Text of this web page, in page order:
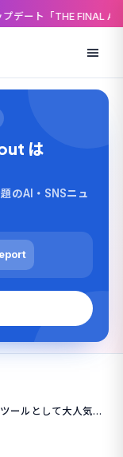
」8月11日配信
は
のAI・SNSニュ
カルビー「じゃがりこメーカー」が推し活UGCツールとして大人気——リニューアルで広がるブランドファンマーケティングの可能性